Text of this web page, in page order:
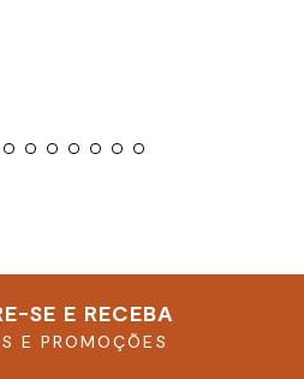
SE E RECEBA
E PROMOÇÕES